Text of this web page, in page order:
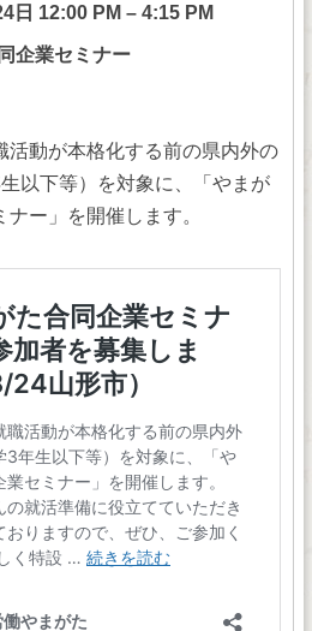
日 12:00 PM – 4:15 PM
企業セミナー
動が本格化する前の県内外の
以下等）を対象に、「やまが
ー」を開催します。